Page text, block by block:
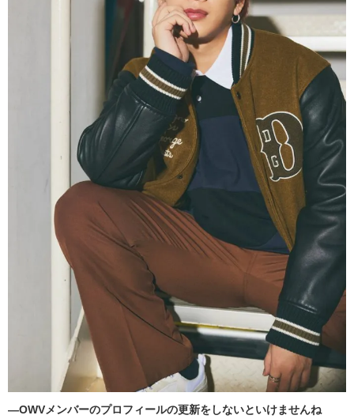
―OWVメンバーのプロフィールの更新をしないといけませんね